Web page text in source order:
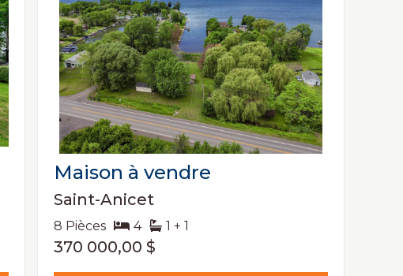
Maison à vendre
Saint-Anicet
8 Pièces 4 1 + 1
370 000,00 $